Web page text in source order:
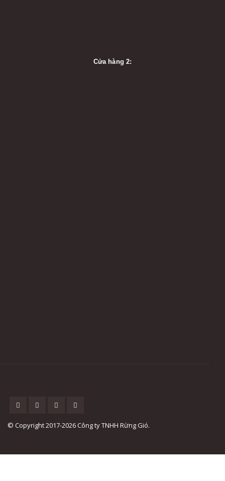
Cửa hàng 2:
© Copyright 2017-2026 Công ty TNHH Rừng Gió.